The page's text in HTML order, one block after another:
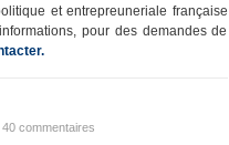
et entrepreuneriale française
pour des demandes de
40 commentaires